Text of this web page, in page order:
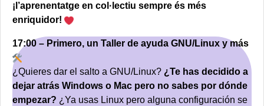
¡l’aprenentatge en col·lectiu sempre és més
enriquidor!
17:00 – Primero, un Taller de ayuda GNU/Linux y más
¿Quieres dar el salto a GNU/Linux? ¿Te has decidido a
dejar atrás Windows o Mac pero no sabes por dónde
empezar? ¿Ya usas Linux pero alguna configuración se